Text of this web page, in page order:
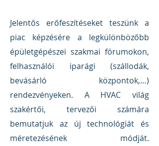
Jelentős erőfeszítéseket teszünk a
piac képzésére a legkülönbözőbb
épületgépészei szakmai fórumokon,
felhasználói iparági (szállodák,
bevásárló központok,…)
rendezvényeken. A HVAC világ
szakértői, tervezői számára
bemutatjuk az új technológiát és
méretezésének módját.